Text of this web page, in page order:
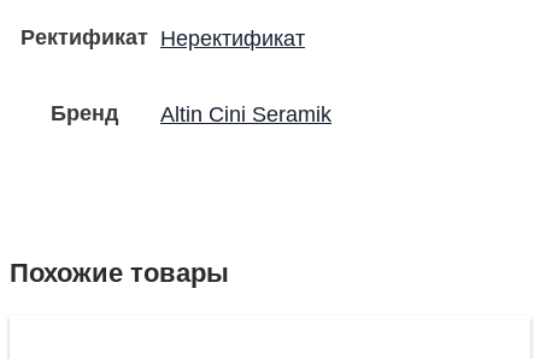
Ректификат Неректификат
Бренд Altin Cini Seramik
Похожие товары